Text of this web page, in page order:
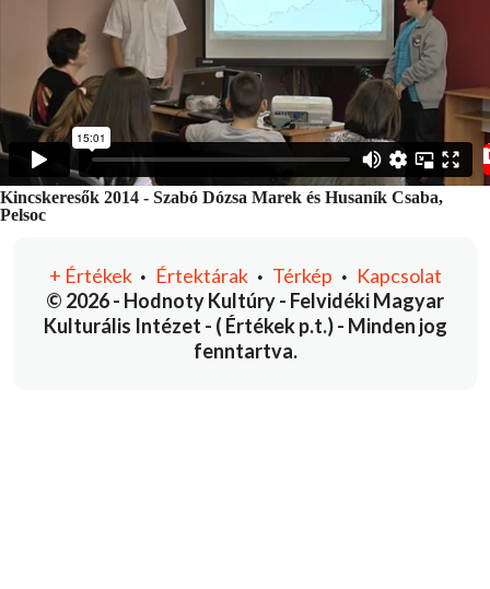
Kincskeresők 2014 - Szabó Dózsa Marek és Husaník Csaba,
Pelsoc
© 2026 - Hodnoty Kultúry - Felvidéki Magyar
Kulturális Intézet - ( Értékek p.t.) - Minden jog
fenntartva.
+ Értékek • Értektárak• Térkép • Kapcsolat